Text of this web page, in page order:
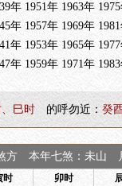
年 1951年 1963年
年 1957年 1969年
年 1953年 1965年
年 1959年 1971年
巳时 的呼勿近： 癸
煞方 本年七煞：未
时 卯时